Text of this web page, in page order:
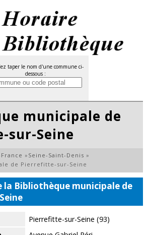
taper le nom d'une commune ci-
dessous :
municipale de
Seine
» Seine-Saint-Denis »
de Pierrefitte-sur-Seine
la Bibliothèque municipale de
Pierrefitte-sur-Seine (93)